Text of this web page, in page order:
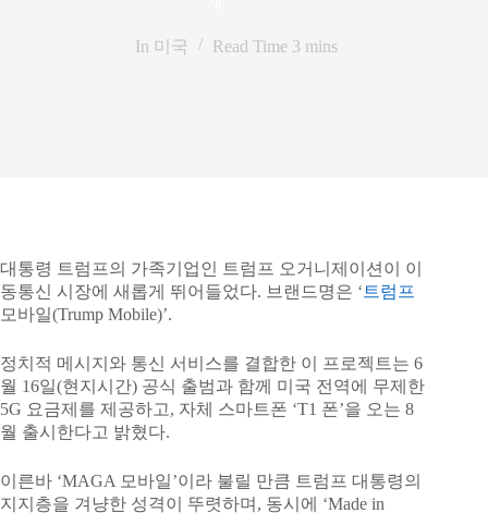
In 미국 Read Time 3 mins
대통령 트럼프의 가족기업인 트럼프 오거니제이션이 이
동통신 시장에 새롭게 뛰어들었다. 브랜드명은 ‘ 트럼프
모바일(Trump Mobile)’.
정치적 메시지와 통신 서비스를 결합한 이 프로젝트는 6
월 16일(현지시간) 공식 출범과 함께 미국 전역에 무제한
5G 요금제를 제공하고, 자체 스마트폰 ‘T1 폰’을 오는 8
월 출시한다고 밝혔다.
이른바 ‘MAGA 모바일’이라 불릴 만큼 트럼프 대통령의
지지층을 겨냥한 성격이 뚜렷하며, 동시에 ‘Made in